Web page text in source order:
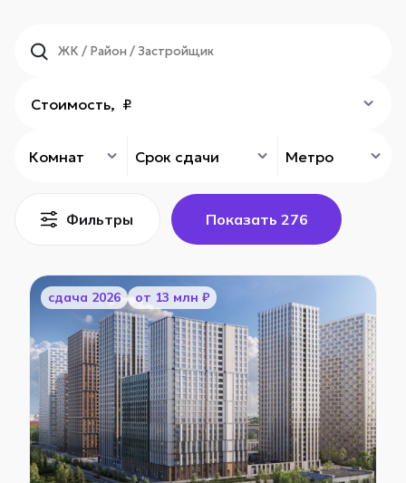
Комнат
Стоимость, ₽
Срок сдачи Метро
Фильтры Показать 276
cдача 2026 от 13 млн ₽